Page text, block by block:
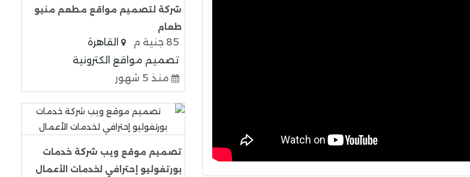
شركة لتصميم مواقع مطعم منيو
طعام
85 جنية م
القاهرة
تصميم مواقع الكترونية
منذ 5 شهور
تصميم موقع ويب شركة خدمات
بورتفوليو إحترافي لخدمات الأعمال